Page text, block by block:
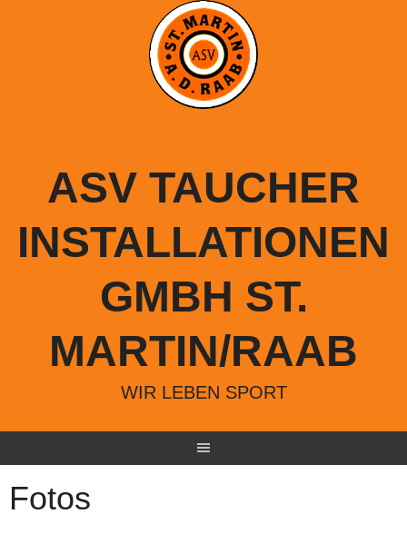
ASV TAUCHER
INSTALLATIONEN
GMBH ST.
MARTIN/RAAB
WIR LEBEN SPORT
Fotos